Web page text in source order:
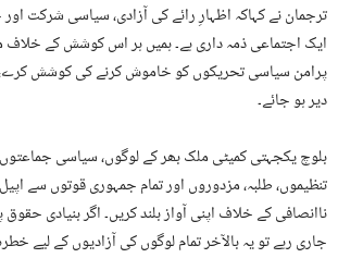
ترجمان نے کہاکہ اظہارِ رائے کی آزادی، سیاسی شرکت
ایک اجتماعی ذمہ داری ہے۔ ہمیں ہر اس کوشش کے خلاف
پرامن سیاسی تحریکوں کو خاموش کرنے کی کوشش
دیر ہو جائے۔
بلوچ یکجہتی کمیٹی ملک بھر کے لوگوں، سیاسی
تنظیموں، طلبہ، مزدوروں اور تمام جمہوری قوتوں سے
ناانصافی کے خلاف اپنی آواز بلند کریں۔ اگر بنیادی
جاری رہے تو یہ بالآخر تمام لوگوں کی آزادیوں کے لیے